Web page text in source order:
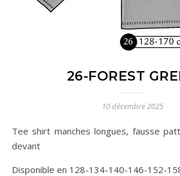
26-FOREST
10 décembre 2025
Tee shirt manches longues, fausse patte de boutonnage
devant
Disponible en 128-134-140-146-152-